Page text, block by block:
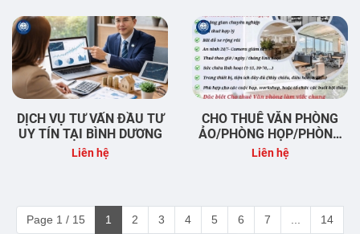
DỊCH VỤ TƯ VẤN ĐẦU TƯ
UY TÍN TẠI BÌNH DƯƠNG
Liên hệ
CHO THUÊ VĂN PHÒNG
ẢO/PHÒNG HỌP/PHÒNG
TỔ CHỨC TỌA ĐÀM TẠI
BÌNH DƯƠNG
Liên hệ
Page 1 / 15 1 2 3 4 5 6 7 14